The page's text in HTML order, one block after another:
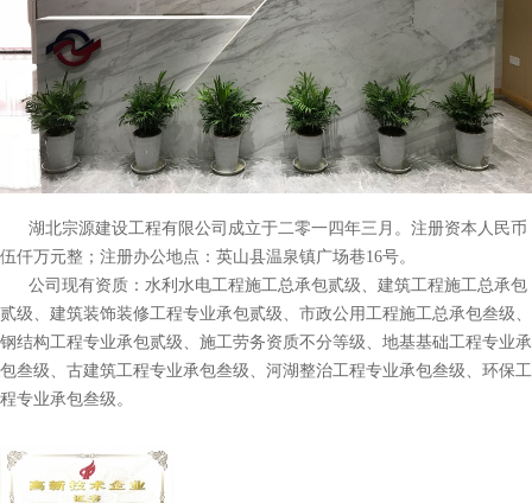
湖北宗源建设工程有限公司成立于二零一四年三月。注册资本人民币
伍仟万元整；注册办公地点：英山县温泉镇广场巷16号。
公司现有资质：水利水电工程施工总承包贰级、建筑工程施工总承包
贰级、建筑装饰装修工程专业承包贰级、市政公用工程施工总承包叁级、
钢结构工程专业承包贰级、施工劳务资质不分等级、地基基础工程专业承
包叁级、古建筑工程专业承包叁级、河湖整治工程专业承包叁级、环保工
程专业承包叁级。